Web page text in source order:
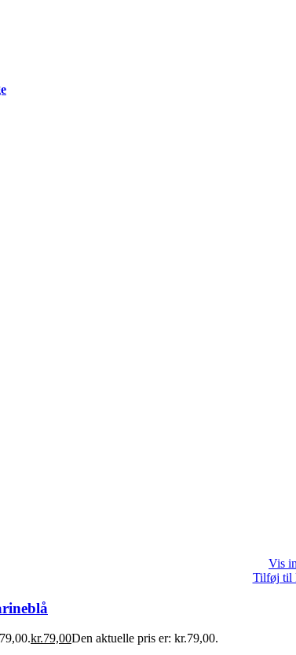
Vis
Tilføj til
kr.79,00Den aktuelle pris er: kr.79,00.